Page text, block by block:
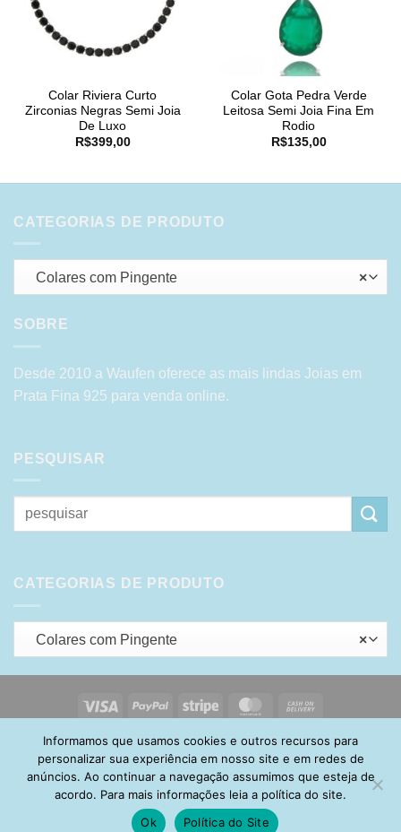
Colar Riviera Curto
Zirconias Negras Semi Joia
De Luxo
R$399,00
Colar Gota Pedra Verde
Leitosa Semi Joia Fina Em
Rodio
R$135,00
CATEGORIAS DE PRODUTO
×
Colares com Pingente
SOBRE
Desde 2010 a Waufen oferece as mais lindas Joias em
Prata Fina 925 para venda online.
PESQUISAR
Pesquisar
por:
CATEGORIAS DE PRODUTO
×
Colares com Pingente
Visa PayPal Stripe MasterCard
Delivery
HOME SOBRE POLÍTICA DE PRIVACIDADE
ENTREGA
TROCA E DEVOLUÇÃO
GARANTIA FAQ
CARRINHO
MINHA CONTA
CONTATO
Informamos que usamos cookies e outros recursos para
personalizar sua experiência em nosso site e em redes de
anúncios. Ao continuar a navegação assumimos que esteja de
acordo. Para mais informações leia a política do site.
Ok
Política do Site